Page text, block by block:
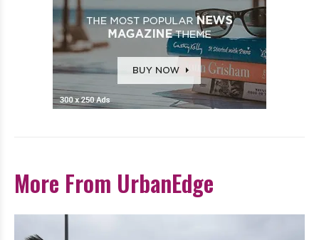
More From UrbanEdge